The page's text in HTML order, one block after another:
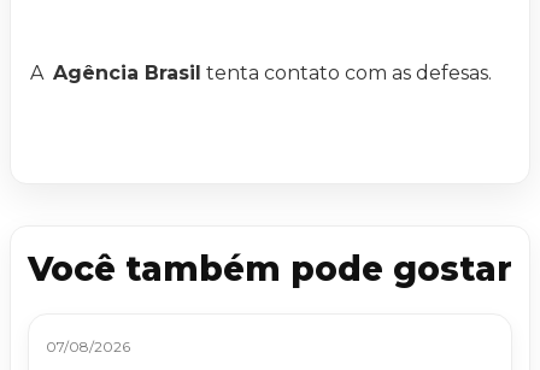
A Agência Brasil tenta contato com as defesas.
Você também pode gostar
07/08/2026